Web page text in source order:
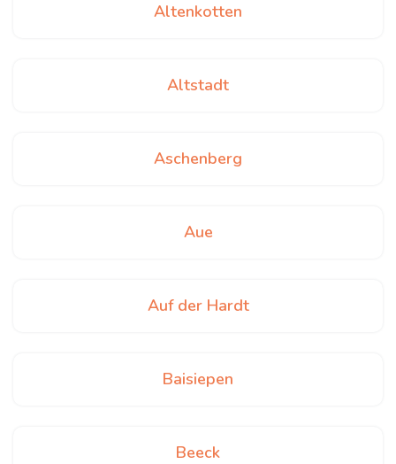
Altenkotten
Altstadt
Aschenberg
Aue
Auf der Hardt
Baisiepen
Beeck